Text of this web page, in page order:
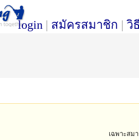
login | สมัครสมาชิก | วิ
เฉพาะสม